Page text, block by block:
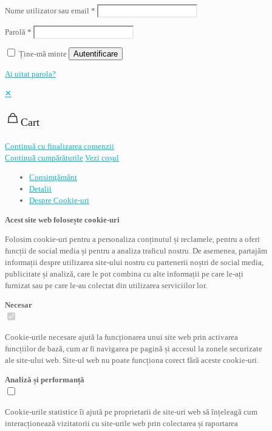
Nume utilizator sau email *
Parolă *
Ține-mă minte Autentificare
Ai uitat parola?
✕
Cart
Continuă cu finalizarea comenzii
Continuă cumpărăturile Vezi coșul
Consimţământ
Detalii
Despre Cookie-uri
Acest site web folosește cookie-uri
Folosim cookie-uri pentru a personaliza conținutul și reclamele, pentru a oferi
funcții de social media și pentru a analiza traficul nostru. De asemenea, partajăm
informații despre utilizarea site-ului nostru cu partenerii noștri de social media,
publicitate și analiză, care le pot combina cu alte informații pe care le-ați
furnizat sau pe care le-au colectat din utilizarea serviciilor lor.
Necesar
Cookie-urile necesare ajută la funcționarea unui site web prin activarea
funcțiilor de bază, cum ar fi navigarea pe pagină și accesul la zonele securizate
ale site-ului web. Site-ul web nu poate funcționa corect fără aceste cookie-uri.
Analiză și performanță
Cookie-urile statistice îi ajută pe proprietarii de site-uri web să înțeleagă cum
interacționează vizitatorii cu site-urile web prin colectarea și raportarea